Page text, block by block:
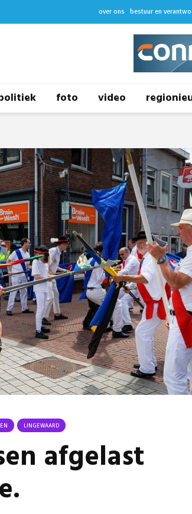
over ons bestuur en
foto video
LINGEWAARD
afgelast
Omgeving Deken
Doctor Mulderstraat
Bemmel wordt
éénrichtingsverkeer
30 juli 2026
Buurt klaar voor
noodsituaties:
gemeente deelt
subsidies uit
Stormbaan zorgt
voor zomerse pret.
28 juli 2026